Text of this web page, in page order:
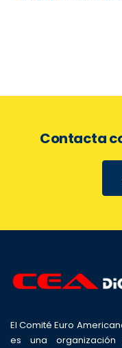
Contacta
El Comité Euro
es una